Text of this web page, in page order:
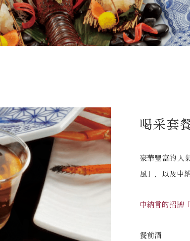
喝采套
豪華豐富的人
風」，以及中
中納言的招牌
餐前酒